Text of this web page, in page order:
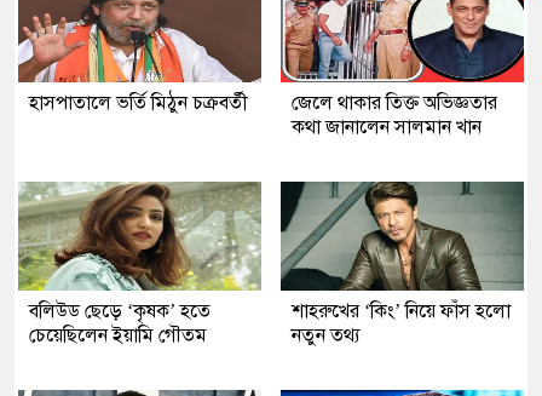
হাসপাতালে ভর্তি মিঠুন চক্রবর্তী
জেলে থাকার তিক্ত অভিজ্ঞতার
কথা জানালেন সালমান খান
বলিউড ছেড়ে ‘কৃষক’ হতে
চেয়েছিলেন ইয়ামি গৌতম
শাহরুখের ‘কিং’ নিয়ে ফাঁস হলো
নতুন তথ্য